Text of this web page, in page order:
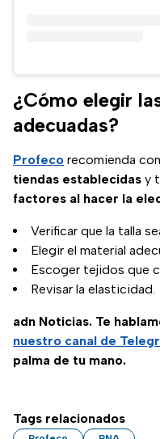
¿Cómo elegir
adecuadas?
Profeco recomienda
tiendas establecidas y
factores al hacer la
Verificar que la talla
Elegir el material
Escoger tejidos que
Revisar la elasticidad.
adn Noticias. Te
nuestro canal de
palma de tu mano.
Tags relacionados